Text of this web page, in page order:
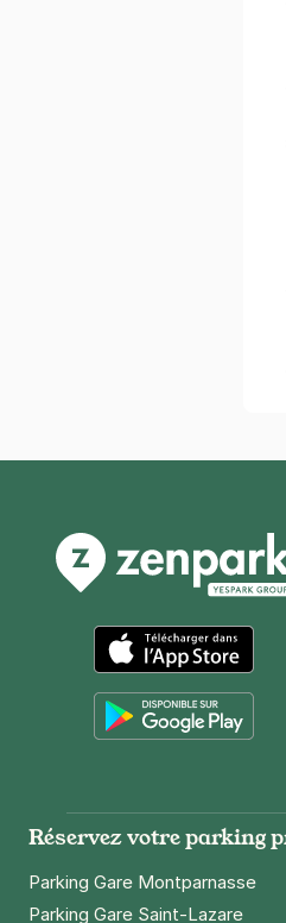
App Store
Réservez votre parking
Parking Gare Montparnasse
Parking Gare Saint-Lazare